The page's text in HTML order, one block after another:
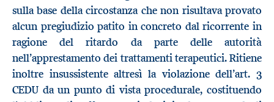
sulla base della circostanza che non risultava provato
alcun pregiudizio patito in concreto dal ricorrente in
ragione del ritardo da parte delle autorità
nell’apprestamento dei trattamenti terapeutici. Ritiene
inoltre insussistente altresì la violazione dell’art. 3
CEDU da un punto di vista procedurale, costituendo